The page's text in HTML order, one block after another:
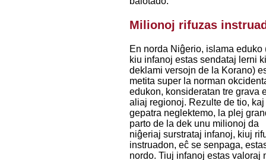
Milionoj rifuzas
En norda Niĝerio, islama eduko
kiu infanoj estas sendataj lerni
deklami versojn de la Korano)
metita super la norman
edukon, konsideratan tre grava
aliaj regionoj. Rezulte de tio,
gepatra neglektemo, la plej
parto de la dek unu milionoj da
niĝeriaj surstrataj infanoj, kiuj
instruadon, eĉ se senpaga,
nordo. Tiuj infanoj estas valoraj